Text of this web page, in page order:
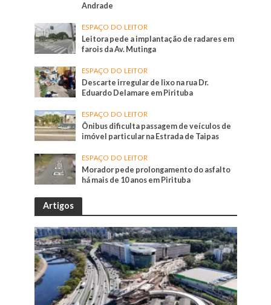
Andrade
ESPAÇO DO LEITOR
Leitora pede a implantação de radares em
farois da Av. Mutinga
ESPAÇO DO LEITOR
Descarte irregular de lixo na rua Dr.
Eduardo Delamare em Pirituba
ESPAÇO DO LEITOR
Ônibus dificulta passagem de veículos de
imóvel particular na Estrada de Taipas
ESPAÇO DO LEITOR
Morador pede prolongamento do asfalto
há mais de 10 anos em Pirituba
Artigos